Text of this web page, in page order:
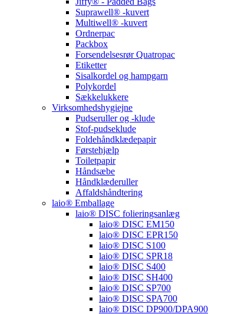
Suprawell® -kuvert
Multiwell® -kuvert
Ordnerpac
Packbox
Forsendelsesrør Quatropac
Etiketter
Sisalkordel og hampgarn
Polykordel
Sækkelukkere
Virksomhedshygiejne
Pudseruller og -klude
Stof-pudseklude
Foldehåndklædepapir
Førstehjælp
Toiletpapir
Håndsæbe
Håndklæderuller
Affaldshåndtering
laio® Emballage
laio® DISC folieringsanlæg
laio® DISC EM150
laio® DISC EPR150
laio® DISC S100
laio® DISC SPR18
laio® DISC S400
laio® DISC SH400
laio® DISC SP700
laio® DISC SPA700
laio® DISC DP900/DPA900